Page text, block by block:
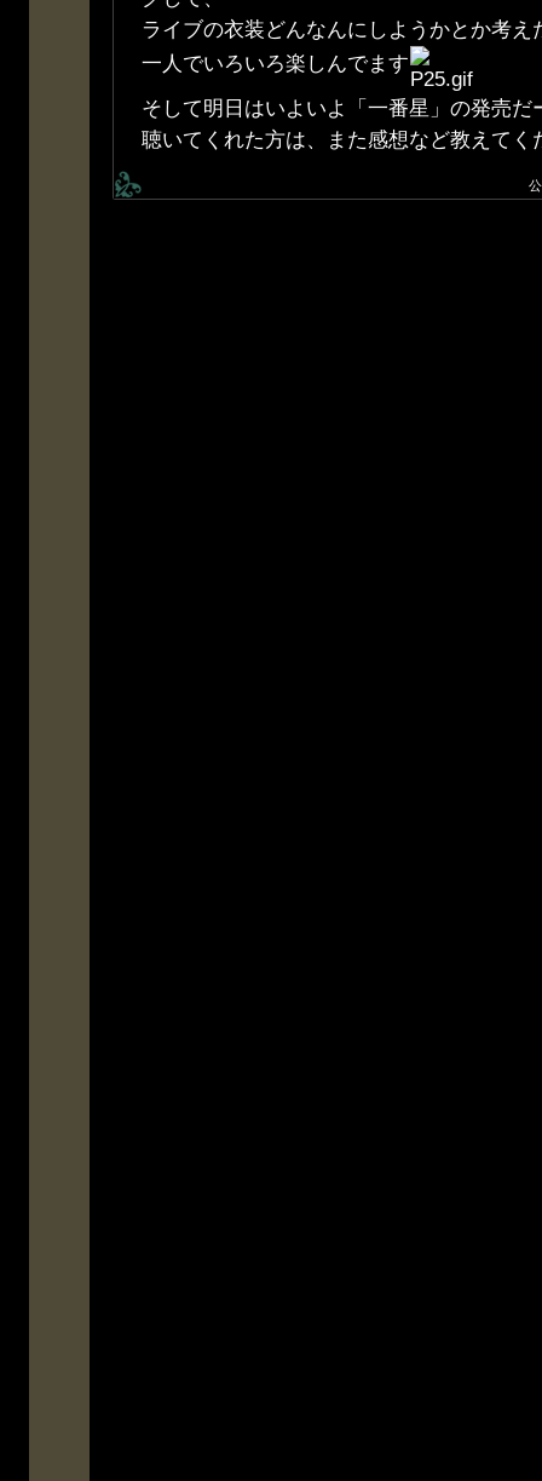
ライブの衣装どんなんにしようかとか考え
一人でいろいろ楽しんでます
そして明日はいよいよ「一番星」の発売だ
聴いてくれた方は、また感想など教えてく